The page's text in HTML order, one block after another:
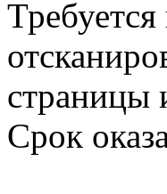
страницы
Срок